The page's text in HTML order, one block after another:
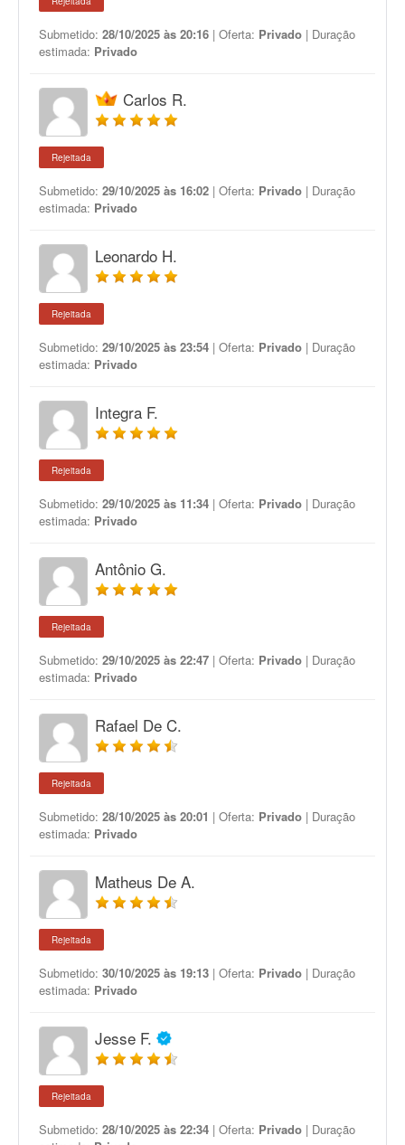
Submetido: 28/10/2025 às 20:16 | Oferta: Privado | Duração
estimada: Privado
Carlos R.
Rejeitada
Submetido: 29/10/2025 às 16:02 | Oferta: Privado | Duração
estimada: Privado
Leonardo H.
Rejeitada
Submetido: 29/10/2025 às 23:54 | Oferta: Privado | Duração
estimada: Privado
Integra F.
Rejeitada
Submetido: 29/10/2025 às 11:34 | Oferta: Privado | Duração
estimada: Privado
Antônio G.
Rejeitada
Submetido: 29/10/2025 às 22:47 | Oferta: Privado | Duração
estimada: Privado
Rafael De C.
Rejeitada
Submetido: 28/10/2025 às 20:01 | Oferta: Privado | Duração
estimada: Privado
Matheus De A.
Rejeitada
Submetido: 30/10/2025 às 19:13 | Oferta: Privado | Duração
estimada: Privado
Jesse F.
Rejeitada
Submetido: 28/10/2025 às 22:34 | Oferta: Privado | Duração